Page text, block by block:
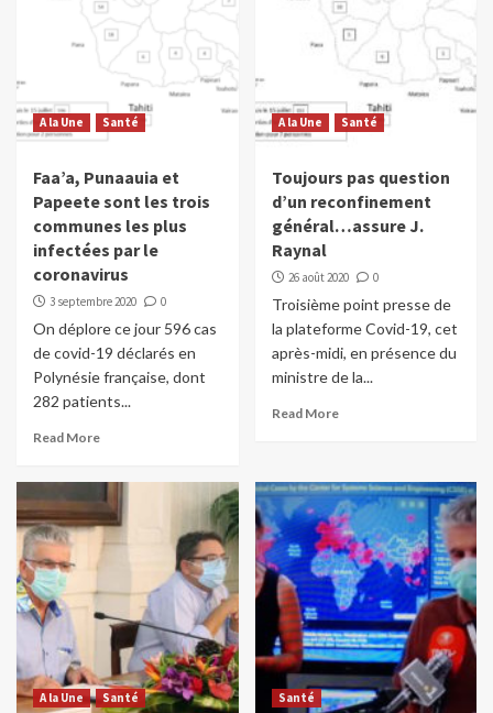
A la Une Santé
Faa’a, Punaauia et
Papeete sont les trois
communes les plus
infectées par le
coronavirus
3 septembre 2020 0
On déplore ce jour 596 cas
de covid-19 déclarés en
Polynésie française, dont
282 patients...
Read More
A la Une Santé
Toujours pas question
d’un reconfinement
général…assure J.
Raynal
26 août 2020 0
Troisième point presse de
la plateforme Covid-19, cet
après-midi, en présence du
ministre de la...
Read More
A la Une Santé Santé